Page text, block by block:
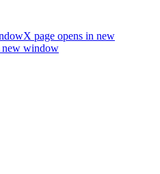
X page opens in new
new window